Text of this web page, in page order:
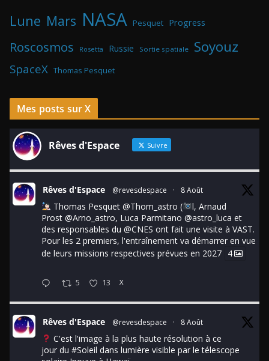
Lune Mars NASA Pesquet Progress
Roscosmos Rosetta Russie Sortie spatiale Soyouz
SpaceX Thomas Pesquet
Mes posts sur X
Rêves d'Espace Suivre
Rêves d'Espace @revesdespace · 8 Août
Thomas Pesquet @Thom_astro (
l, Arnaud
Prost @Arno_astro, Luca Parmitano @astro_luca et
des responsables du @CNES ont fait une visite à VAST.
Pour les 2 premiers, l'entraînement va démarrer en vue
de leurs missions respectives prévues en 2027 4
5 13 X
Rêves d'Espace @revesdespace · 8 Août
C'est l'image à la plus haute résolution à ce
jour du #Soleil dans lumière visible par le télescope